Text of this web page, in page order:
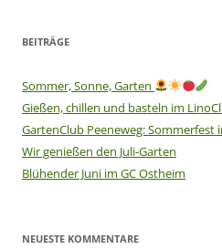
BEITRÄGE
Sommer, Sonne, Garten
Gießen, chillen und basteln im
GartenClub Peeneweg: Sommerfest
Wir genießen den Juli-Garten
Blühender Juni im GC Ostheim
NEUESTE KOMMENTARE